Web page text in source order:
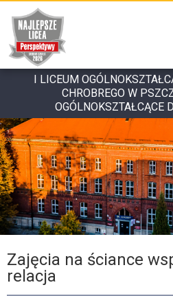
I LICEUM
CHROBREGO W
OGÓLNOKSZTAŁCĄCE
Zajęcia na ściance
relacja